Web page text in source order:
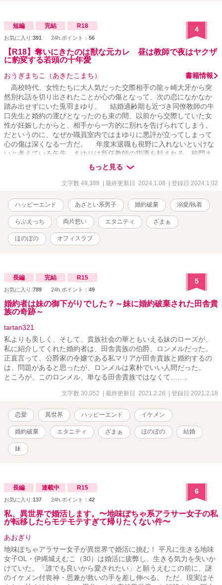
短編 完結 R18
お気に入り:391 24h.ポイント： 56
4
【R18】奪いにきたのは獣な元カレ 昼は教師で夜はヤクザ
に豹変する若頭の十年愛
おうぎまちこ（あきたこまち）
書籍情報
高校時代、女性たちに大人気だった交際相手の龍ヶ崎大牙から突
然別れ話を切り出されたことが心の傷となって、次の恋になかなか
踏み出せずにいた兎羽まゆり。 結婚適齢期も近づき同僚教師の牛
口先生と婚約の運びとなったのも束の間、以前から交際していた女
性が妊娠したからと、相手から一方的に別れを告げられてしまう。
だというのに、なぜか職員室内ではまゆりに悪評が立ってしまって
心の傷は深くなる一方だ。 年度末退職も視野に入れないといけな
いと考えている矢先、まゆりは新任教師の指導を頼まれる。校門ま
で迎えに行くと、そこにいたのは大人になった大牙で――？ 裏切
られた心の傷が深くて次の恋に踏み込めないと思っていた兎羽まゆ
り×ワケあって彼女のそばを離れなければならなくなった龍ヶ崎大
物語。 ※R15〜R18に※、R18に※※ ※現実世界に疎い作者による
現代TLなのでご容赦くださいましたら幸いです。 ※ヒーローはワン
コ系？ニャンコ系？甘えん坊系？ヤンデレ？腹黒？あざとい系男子
です。 ※36000字数完結。+大牙side5000字数。 ※1/7おまけの学校
R書いてます。そこまで書いたら完結します。
もっと見る
文字数 48,388 | 最終更新日 2024.1.08 | 登録日 2024.1.02
ハッピーエンド あざとい系男子 婚約破棄 溺愛/執着
らぶえっち 両片想い エタニティ ざまぁ
ほのぼの オフィスラブ
長編 完結 R15
お気に入り:789 24h.ポイント： 49
5
婚約者は妹の御下がりでした？～妹に婚約破棄された田舎貴
族の奇跡～
tartan321
私よりも美しく、そして、貴族社会の華ともいえる妹のローズが、
私に紹介してくれた婚約者は、田舎貴族の伯爵、ロンメルだった。
正直言って、公爵家の令嬢である私マリアが田舎貴族と婚約するの
は、問題があると思ったが、ロンメルは素朴でいい人間だった。
ところが、このロンメル、単なる田舎貴族ではなくて……。
文字数 30,052 | 最終更新日 2021.2.26 | 登録日 2021.2.18
恋愛 異世界 ハッピーエンド イケメン
婚約破棄 エタニティ ざまぁ ほのぼの 結婚
妹
長編 連載中 R15
お気に入り:137 24h.ポイント： 42
6
私、異世界で婚活します。〜地味ぽちゃ系アラサー女子の私
が転移したらモテモテすぎて帰りたくない件〜
あおぎり
地味ぽちゃアラサー女子が異世界で婚活に挑む！ 平凡に生きる地味
女子OL・伊縄城えむこ（30）は婚活に疲弊し、生きる気力を失いか
けていた。「誰でも良いから愛されたい」と願うえむこの前に、謎
のイケメン付喪神・思兼が救いの手を差し伸べる。 ただ、現実はそ